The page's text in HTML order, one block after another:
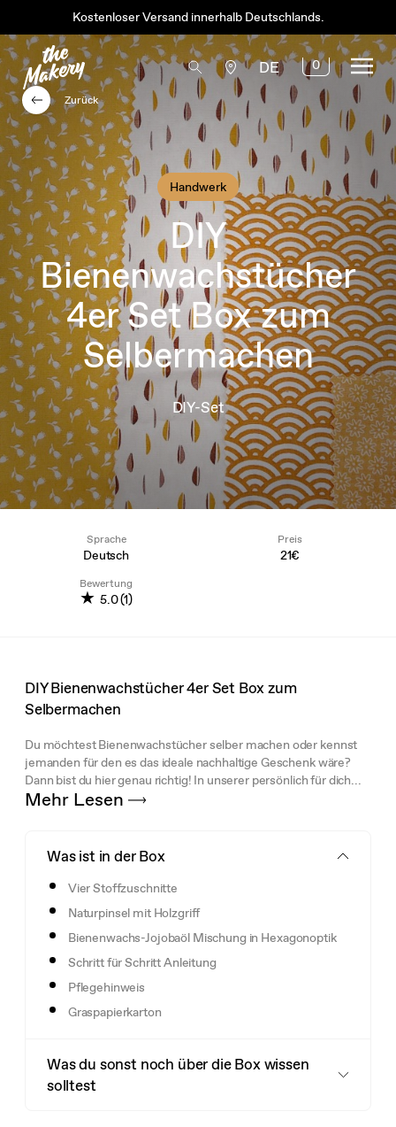
Kostenloser Versand innerhalb Deutschlands.
DE 0
Handwerk
DIY
Bienenwachstücher
4er Set Box zum
Selbermachen
DIY-Set
Zurück
Sprache
Deutsch
Preis
21€
Bewertung
★ 5.0 (1)
DIY Bienenwachstücher 4er Set Box zum
Selbermachen
Du möchtest Bienenwachstücher selber machen oder kennst
jemanden für den es das ideale nachhaltige Geschenk wäre?
Dann bist du hier genau richtig! In unserer persönlich für dich...
Mehr Lesen
Was ist in der Box
Vier Stoffzuschnitte
Naturpinsel mit Holzgriff
Bienenwachs-Jojobaöl Mischung in Hexagonoptik
Schritt für Schritt Anleitung
Pflegehinweis
Graspapierkarton
Was du sonst noch über die Box wissen
solltest